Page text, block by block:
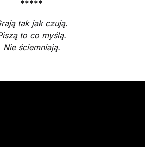
*****
tak jak czują.
to co myślą.
Nie ściemniają.